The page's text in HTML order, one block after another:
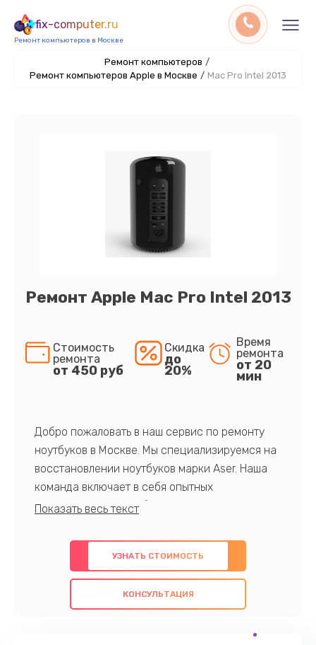
fix-computer.ru
Ремонт компьютеров в Москве
Ремонт компьютеров /
Ремонт компьютеров Apple в Москве / Mac Pro Intel 2013
Ремонт Apple Mac Pro Intel 2013
Стоимость
ремонта
от 450 руб
Скидка
до
20%
Время
ремонта
от 20
мин
Добро пожаловать в наш сервис по ремонту
ноутбуков в Москве. Мы специализируемся на
восстановлении ноутбуков марки Aser. Наша
команда включает в себя опытных
профессионалов с обширными знаниями и
предлагаем быстрый и качественный ремонт с
использованием оригинальных компонентов, а
также гарантируем качество всех
проведенных работ. Наша цель - предоставить
обслуживание, удовлетворяя их потребности
УЗНАТЬ СТОИМОСТЬ
КОНСУЛЬТАЦИЯ